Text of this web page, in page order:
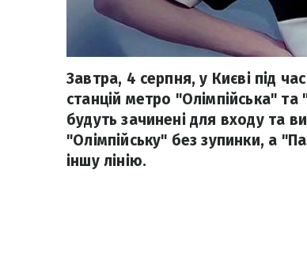
Завтра, 4 серпня, у Києві під
станцій метро "Олімпійська" та
будуть зачинені для входу та
"Олімпійську" без зупинки, а
іншу лінію.